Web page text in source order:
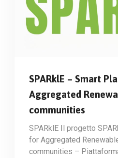
SPARklE – Smart
Aggregated
communities
SPARklE Il progetto
for Aggregated
communities –